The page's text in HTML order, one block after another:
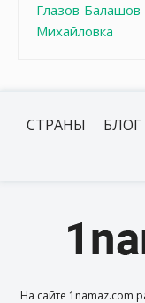
Глазов Балашов
Михайловка
СТРАНЫ БЛОГ
На сайте 1namaz.com